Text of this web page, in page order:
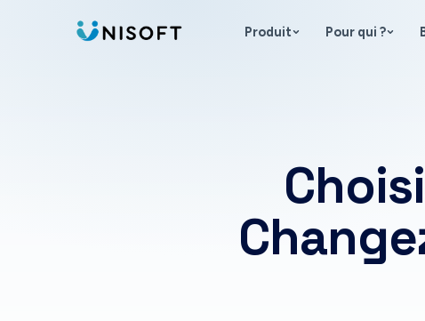
Produit Pour qui ?